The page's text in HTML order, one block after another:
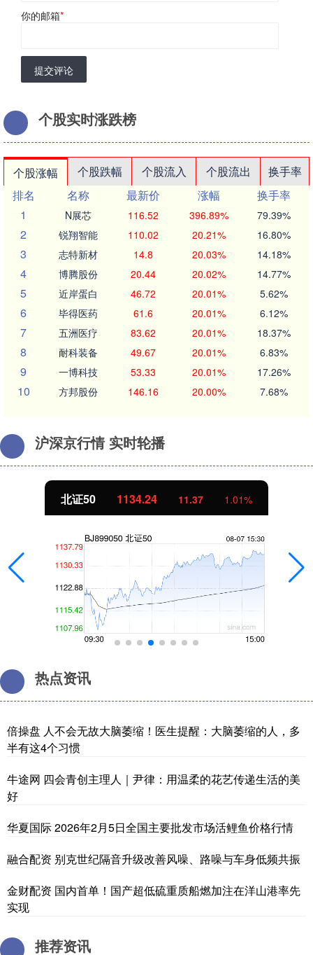
你的邮箱*
提交评论
个股实时涨跌榜
个股涨幅 个股跌幅 个股流入 个股流出
换手率
排名
名称 最新价 涨幅
换手率
1
N展芯 116.52 396.89% 79.39%
2 锐翔智能 110.02 20.21% 16.80%
3 志特新材 14.8 20.03% 14.18%
4 博腾股份 20.44 20.02% 14.77%
5 近岸蛋白 46.72 20.01% 5.62%
6 毕得医药 61.6 20.01% 6.12%
7 五洲医疗 83.62 20.01% 18.37%
8 耐科装备 49.67 20.01% 6.83%
9 一博科技 53.33 20.01% 17.26%
10 方邦股份 146.16 20.00% 7.68%
沪深京行情 实时轮播
北证50 1134.24 11.37 1.01%
热点资讯
倍操盘 人不会无故大脑萎缩！医生提醒：大脑萎缩的人，多
半有这4个习惯
牛途网 四会青创主理人｜尹律：用温柔的花艺传递生活的美
好
华夏国际 2026年2月5日全国主要批发市场活鲤鱼价格行情
融合配资 别克世纪隔音升级改善风噪、路噪与车身低频共振
金财配资 国内首单！国产超低硫重质船燃加注在洋山港率先
实现
推荐资讯